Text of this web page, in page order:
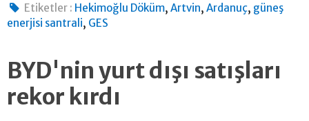
Etiketler : Hekimoğlu Döküm,Artvin,Ardanuç, güneş
enerjisi santrali, GES
BYD'nin yurt dışı satışları
rekor kırdı